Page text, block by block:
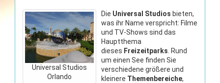
Universal Studios
Orlando
Die Universal Studios bieten,
was ihr Name verspricht: Filme
und TV-Shows sind das
Hauptthema
dieses Freizeitparks . Rund
um einen See finden Sie
verschiedene größere und
kleinere Themenbereiche,